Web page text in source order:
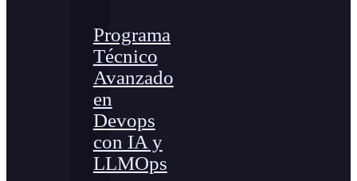
Programa
Técnico
Avanzado
en
Devops
con IA y
LLMOps